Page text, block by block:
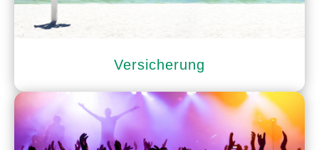
Versicherung